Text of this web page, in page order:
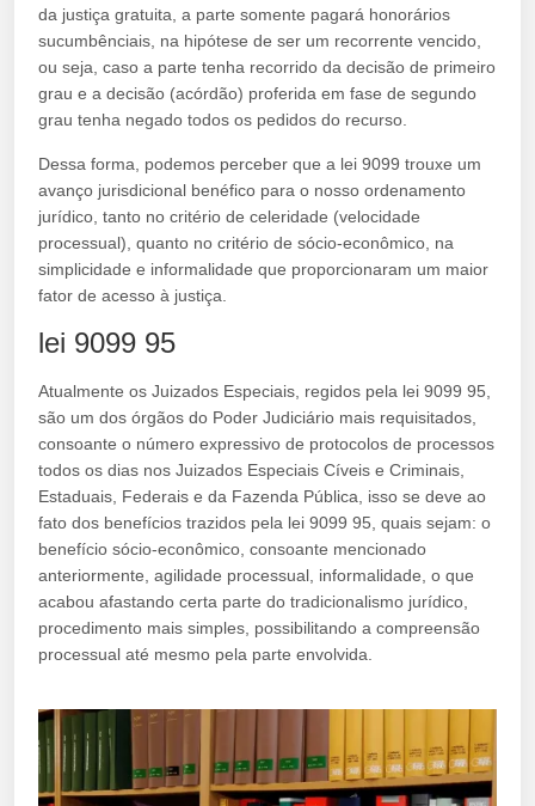
da justiça gratuita, a parte somente pagará honorários
sucumbênciais, na hipótese de ser um recorrente vencido,
ou seja, caso a parte tenha recorrido da decisão de primeiro
grau e a decisão (acórdão) proferida em fase de segundo
grau tenha negado todos os pedidos do recurso.
Dessa forma, podemos perceber que a lei 9099 trouxe um
avanço jurisdicional benéfico para o nosso ordenamento
jurídico, tanto no critério de celeridade (velocidade
processual), quanto no critério de sócio-econômico, na
simplicidade e informalidade que proporcionaram um maior
fator de acesso à justiça.
lei 9099 95
Atualmente os Juizados Especiais, regidos pela lei 9099 95,
são um dos órgãos do Poder Judiciário mais requisitados,
consoante o número expressivo de protocolos de processos
todos os dias nos Juizados Especiais Cíveis e Criminais,
Estaduais, Federais e da Fazenda Pública, isso se deve ao
fato dos benefícios trazidos pela lei 9099 95, quais sejam: o
benefício sócio-econômico, consoante mencionado
anteriormente, agilidade processual, informalidade, o que
acabou afastando certa parte do tradicionalismo jurídico,
procedimento mais simples, possibilitando a compreensão
processual até mesmo pela parte envolvida.